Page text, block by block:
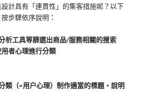
計具有「連貫性」的集客措施呢？以下
步驟依序說明：
析工具等篩選出商品/服務相關的搜索
者心理進行分類
類（=用户心理）制作適當的標題・說明